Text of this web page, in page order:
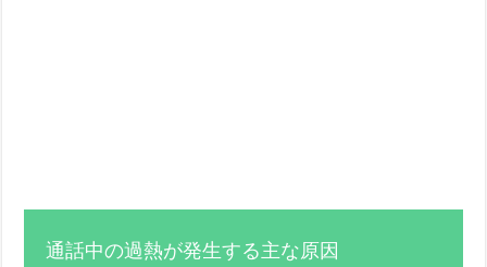
通話中の過熱が発生する主な原因